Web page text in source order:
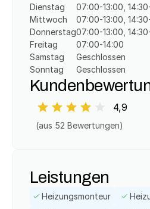
Dienstag
Mittwoch
Donnerstag
Freitag
Samstag
Sonntag
07:00-13:00,
07:00-13:00,
07:00-13:00,
07:00-14:00
Geschlossen
Geschlossen
4,9
(aus 52 Bewertungen)
Leistungen
Heizungsmonteur